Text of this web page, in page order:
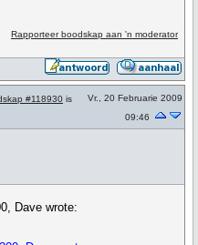
Rapporteer boodskap aan 'n moderator
#118930 is
Vr., 20 Februarie 2009
09:46
Dave wrote: